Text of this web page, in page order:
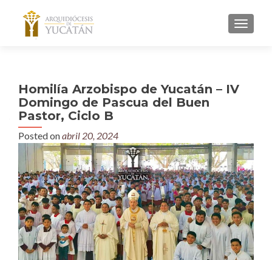
MENU
Homilía Arzobispo de Yucatán – IV
Domingo de Pascua del Buen
Pastor, Ciclo B
Posted onabril 20, 2024